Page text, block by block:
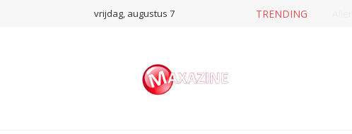
vrijdag, augustus 7